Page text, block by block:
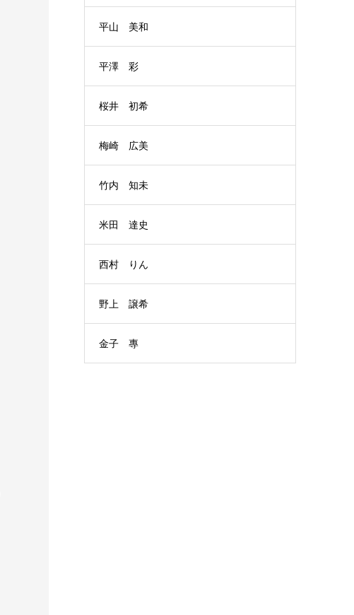
平山 美和
平澤 彩
桜井 初希
梅崎 広美
竹内 知未
米田 達史
西村 りん
野上 譲希
金子 專